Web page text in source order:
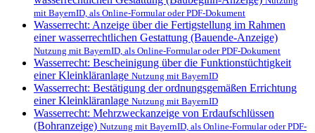
mit BayernID, als Online-Formular oder PDF-Dokument
Wasserrecht: Anzeige über die Fertigstellung im Rahmen
einer wasserrechtlichen Gestattung (Bauende-Anzeige)
Nutzung mit BayernID, als Online-Formular oder PDF-Dokument
Wasserrecht: Bescheinigung über die Funktionstüchtigkeit
einer Kleinkläranlage Nutzung mit BayernID
Wasserrecht: Bestätigung der ordnungsgemäßen Errichtung
einer Kleinkläranlage Nutzung mit BayernID
Wasserrecht: Mehrzweckanzeige von Erdaufschlüssen
(Bohranzeige) Nutzung mit BayernID, als Online-Formular oder PDF-